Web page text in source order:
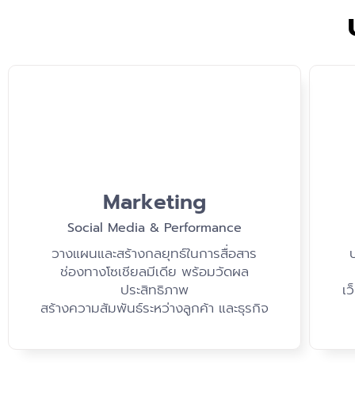
Marketing
Social Media & Performance
วางแผนและสร้างกลยุทธ์ในการสื่อสาร
ช่องทางโซเชียลมีเดีย พร้อมวัดผล
ประสิทธิภาพ
สร้างความสัมพันธ์ระหว่างลูกค้า และธุรกิจ
เ